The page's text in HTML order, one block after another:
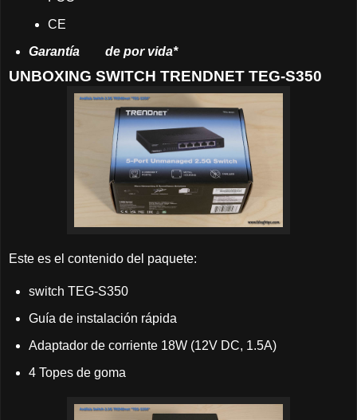
CE
Garantía
	de
por vida*
UNBOXING SWITCH TRENDNET TEG-S350
Este es el contenido del paquete:
switch TEG-S350
Guía de instalación rápida
Adaptador de corriente 18W (12V DC, 1.5A)
4 Topes de goma